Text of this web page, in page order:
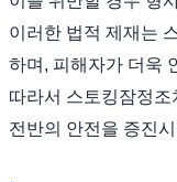
이러한 법적 제재는
하며, 피해자가 더욱
따라서 스토킹잠정조
전반의 안전을 증진